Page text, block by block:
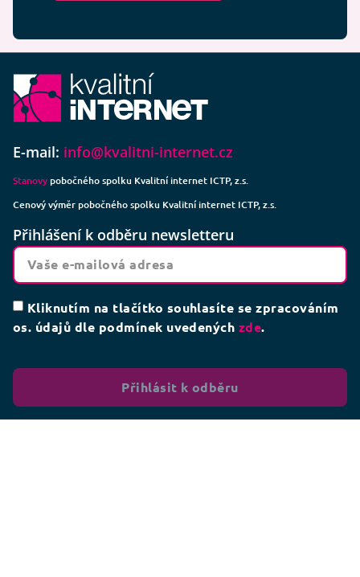
E-mail: info@kvalitni-internet.cz
Stanovy pobočného spolku Kvalitní internet ICTP, z.s.
Cenový výměr pobočného spolku Kvalitní internet ICTP, z.s.
Přihlášení k odběru newsletteru
Kliknutím na tlačítko souhlasíte se zpracováním
os. údajů dle podmínek uvedených zde.
Přihlásit k odběru